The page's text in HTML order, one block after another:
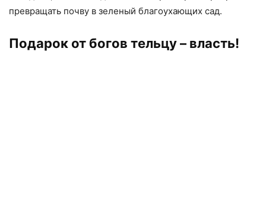
превращать почву в зеленый благоухающих сад.
Подарок от богов тельцу – власть!